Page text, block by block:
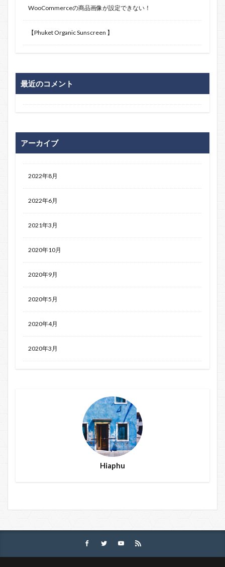
WooCommerceの商品画像が設定できない！
【Phuket Organic Sunscreen 】
最近のコメント
アーカイブ
2022年8月
2022年6月
2021年3月
2020年10月
2020年9月
2020年5月
2020年4月
2020年3月
Hiaphu